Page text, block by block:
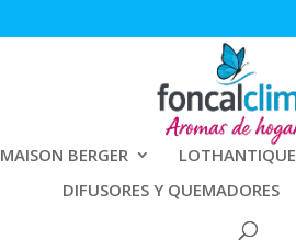
MAISON BERGER LOTHANTIQUE
DIFUSORES Y QUEMADORES